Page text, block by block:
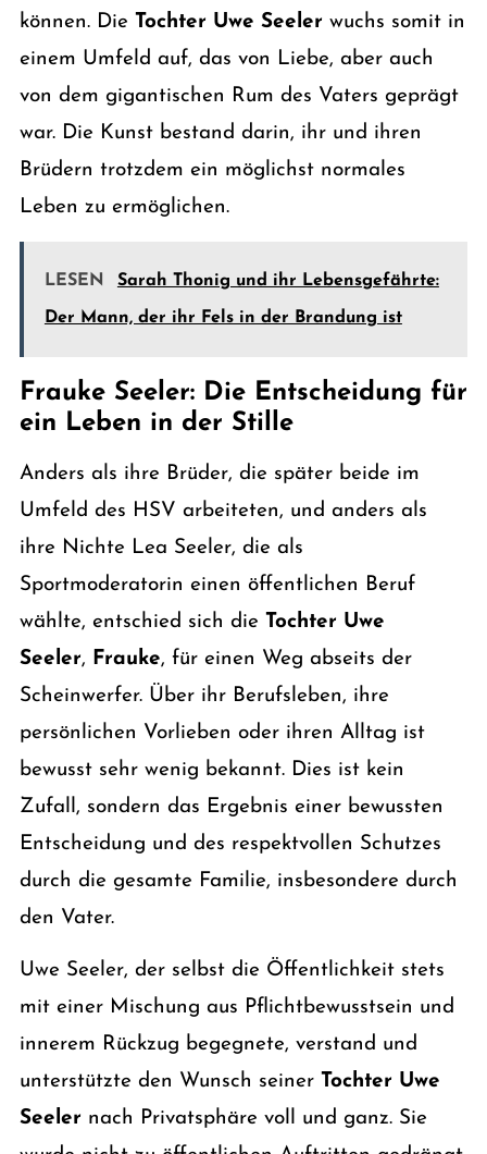
können. Die Tochter Uwe Seeler wuchs somit in
einem Umfeld auf, das von Liebe, aber auch
von dem gigantischen Rum des Vaters geprägt
war. Die Kunst bestand darin, ihr und ihren
Brüdern trotzdem ein möglichst normales
Leben zu ermöglichen.
LESEN Sarah Thonig und ihr Lebensgefährte:
Der Mann, der ihr Fels in der Brandung ist
Frauke Seeler: Die Entscheidung für
ein Leben in der Stille
Anders als ihre Brüder, die später beide im
Umfeld des HSV arbeiteten, und anders als
ihre Nichte Lea Seeler, die als
Sportmoderatorin einen öffentlichen Beruf
wählte, entschied sich die Tochter Uwe
Seeler, Frauke, für einen Weg abseits der
Scheinwerfer. Über ihr Berufsleben, ihre
persönlichen Vorlieben oder ihren Alltag ist
bewusst sehr wenig bekannt. Dies ist kein
Zufall, sondern das Ergebnis einer bewussten
Entscheidung und des respektvollen Schutzes
durch die gesamte Familie, insbesondere durch
den Vater.
Uwe Seeler, der selbst die Öffentlichkeit stets
mit einer Mischung aus Pflichtbewusstsein und
innerem Rückzug begegnete, verstand und
unterstützte den Wunsch seiner Tochter Uwe
Seeler nach Privatsphäre voll und ganz. Sie